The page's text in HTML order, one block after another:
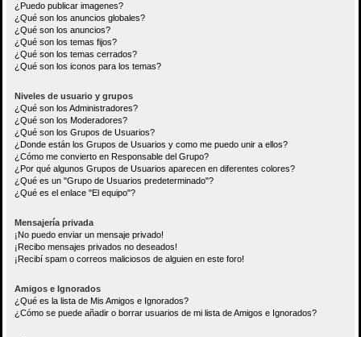
¿Puedo publicar imagenes?
¿Qué son los anuncios globales?
¿Qué son los anuncios?
¿Qué son los temas fijos?
¿Qué son los temas cerrados?
¿Qué son los iconos para los temas?
Niveles de usuario y grupos
¿Qué son los Administradores?
¿Qué son los Moderadores?
¿Qué son los Grupos de Usuarios?
¿Donde están los Grupos de Usuarios y como me puedo unir a ellos?
¿Cómo me convierto en Responsable del Grupo?
¿Por qué algunos Grupos de Usuarios aparecen en diferentes colores?
¿Qué es un "Grupo de Usuarios predeterminado"?
¿Qué es el enlace "El equipo"?
Mensajería privada
¡No puedo enviar un mensaje privado!
¡Recibo mensajes privados no deseados!
¡Recibí spam o correos maliciosos de alguien en este foro!
Amigos e Ignorados
¿Qué es la lista de Mis Amigos e Ignorados?
¿Cómo se puede añadir o borrar usuarios de mi lista de Amigos e Ignorados?